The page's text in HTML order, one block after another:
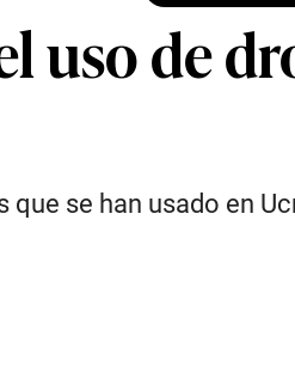
uso de
se han usado en